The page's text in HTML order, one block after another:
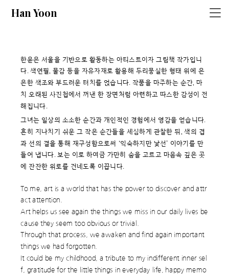
Han Yoon
한윤은 서울을 기반으로 활동하는 아티스트이자 그림책 작가입니
다. 색연필, 물감 등을 자유자재로 활용해 두리뭉실한 형태 위에 은
은한 색조와 부드러운 터치를 얹습니다. 작품을 마주하는 순간, 마
치 오래된 사진첩에서 꺼낸 한 장면처럼 아련하고 따스한 감성이 전
해집니다.
그녀는 일상의 소소한 순간과 개인적인 경험에서 영감을 얻습니다.
흔히 지나치기 쉬운 그 작은 순간들을 세심하게 관찰한 뒤, 색의 겹
과 선의 결을 통해 재구성함으로써 ‘익숙하지만 낯선’ 이야기를 만
들어 냅니다. 보는 이로 하여금 가만히 숨을 고르고 마음속 깊은 곳
에 잔잔한 위로를 건네도록 이끕니다.
To me, art is a world that has the power to discover and attr
act attention.
Art helps us see again the things we miss in our daily lives be
cause they seem too obvious or trivial.
Through that process, we awaken and find again important
things we had forgotten.
It could be my childhood, a tribute to my indifferent inner sel
f, gratitude for the little things in everyday life, happy memo